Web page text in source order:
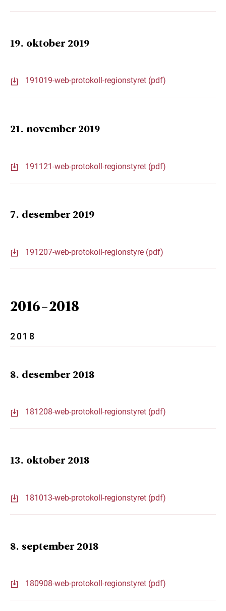
19. oktober 2019
191019-web-protokoll-regionstyret (pdf)
21. november 2019
191121-web-protokoll-regionstyret (pdf)
7. desember 2019
191207-web-protokoll-regionstyre (pdf)
2016-2018
2018
8. desember 2018
181208-web-protokoll-regionstyret (pdf)
13. oktober 2018
181013-web-protokoll-regionstyret (pdf)
8. september 2018
180908-web-protokoll-regionstyret (pdf)